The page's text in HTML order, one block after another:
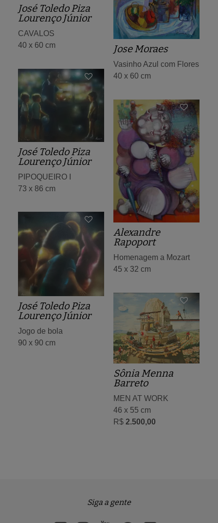
José Toledo Piza
Lourenço Júnior
CAVALOS
40 x 60 cm
Jose Moraes
Vasinho Azul com Flores
40 x 60 cm
José Toledo Piza
Lourenço Júnior
PIPOQUEIRO I
73 x 86 cm
Alexandre
Rapoport
Homenagem a Mozart
45 x 32 cm
José Toledo Piza
Lourenço Júnior
Jogo de bola
90 x 90 cm
Sônia Menna
Barreto
MEN AT WORK
46 x 55 cm
R$ 2.500,00
Siga a gente